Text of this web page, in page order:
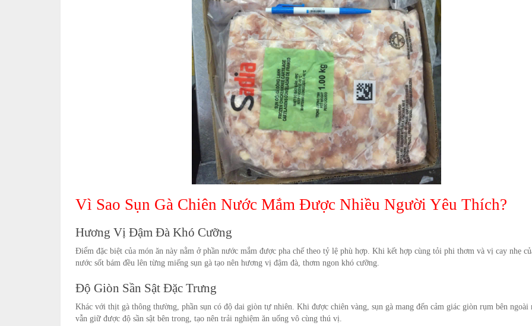
Vì Sao Sụn Gà Chiên Nước Mắm Được Nhiều Người Yêu Thích?
Hương Vị Đậm Đà Khó Cưỡng
Điểm đặc biệt của món ăn này nằm ở phần nước mắm được pha chế theo tỷ lệ phù hợp. Khi kết hợp cùng tỏi phi thơm và vị cay nhẹ
nước sốt bám đều lên từng miếng sụn gà tạo nên hương vị đậm đà, thơm ngon khó cưỡng.
Độ Giòn Sần Sật Đặc Trưng
Khác với thịt gà thông thường, phần sụn có độ dai giòn tự nhiên. Khi được chiên vàng, sụn gà mang đến cảm giác giòn rụm bên ngoài
vẫn giữ được độ sần sật bên trong, tạo nên trải nghiệm ăn uống vô cùng thú vị.